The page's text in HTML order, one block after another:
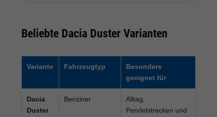
Beliebte Dacia Duster Varianten
Variante Fahrzeugtyp
Besonders
geeignet für
Dacia
Duster
Benziner
Alltag,
Pendelstrecken und